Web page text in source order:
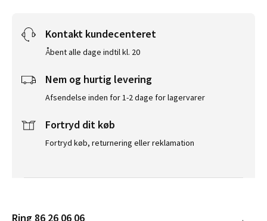
Kontakt kundecenteret
Åbent alle dage indtil kl. 20
Nem og hurtig levering
Afsendelse inden for 1-2 dage for lagervarer
Fortryd dit køb
Fortryd køb, returnering eller reklamation
Ring 86 26 06 06